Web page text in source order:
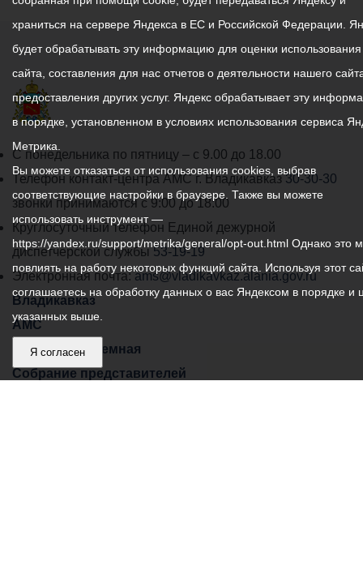
График
работы
администрации
местного
самоуправления
города
Владикавказ:
С понедельника по пятницу – с 9.00 до 18.00
Телефон контакт-центра АМС г. Владикавказ30-30-30
звонки принимаются с 9:00 до 18:00
Круглосуточный телефон Единой дежурной
диспетчерской службы53-19-19
Электронная почта:ams@vladikavkaz.alania.gov.ru
Владикавказ
АМС
Интернет приемная
Собрание представителей
храниться на сервере Яндекса в ЕС и Российской Федерации.
будет обрабатывать эту информацию для оценки
сайта, составления для нас отчетов о деятельности нашего
предоставления других услуг. Яндекс обрабатывает эту
в порядке, установленном в условиях использования сервиса
Метрика.
Вы можете отказаться от использования cookies, выбрав
соответствующие настройки в браузере. Также вы можете
использовать инструмент —
https://yandex.ru/support/metrika/general/opt-out.html Однако это
повлиять на работу некоторых функций сайта. Используя этот
соглашаетесь на обработку данных о вас Яндексом в порядке и
указанных выше.
Я согласен